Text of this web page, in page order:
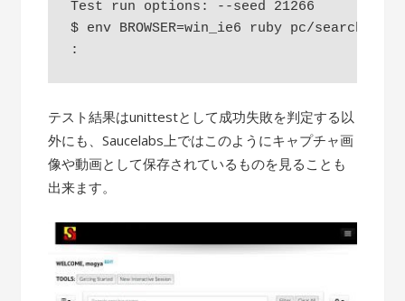
Test run options: --seed 21266
$ env BROWSER=win_ie6 ruby pc/search.rb
テスト結果はunittestとして成功失敗を判定する以
外にも、Saucelabs上ではこのようにキャプチャ画
像や動画として保存されているものを見ることも
出来ます。